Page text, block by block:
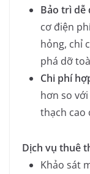
Bảo trì dễ
cơ điện
hỏng, chỉ
phá dỡ
Chi phí
hơn so
thạch cao
Dịch vụ thuê
Khảo sát